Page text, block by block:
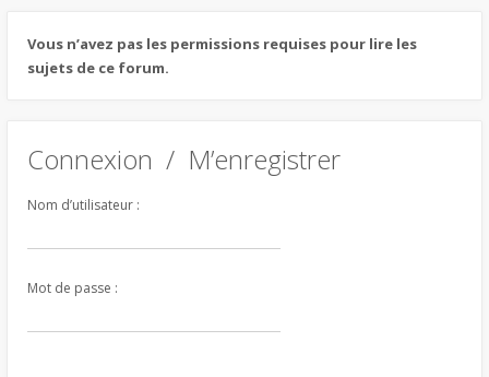
Vous n’avez pas les permissions requises pour lire les
sujets de ce forum.
Connexion / M’enregistrer
Nom d’utilisateur :
Mot de passe :